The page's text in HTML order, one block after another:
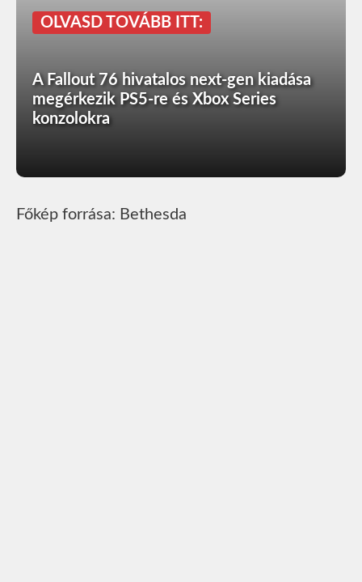
OLVASD TOVÁBB ITT:
A Fallout 76 hivatalos next-gen kiadása
megérkezik PS5-re és Xbox Series
konzolokra
Főkép forrása: Bethesda